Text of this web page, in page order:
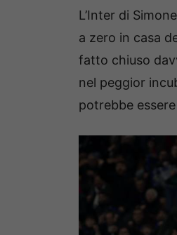
L’Inter di
a zero in casa
fatto chiuso
nel peggior
potrebbe